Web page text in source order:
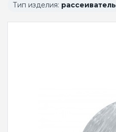
Тип изделия: рассеиватель